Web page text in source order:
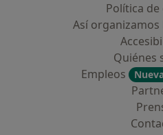
Política de
Así
Quiénes
Empleos